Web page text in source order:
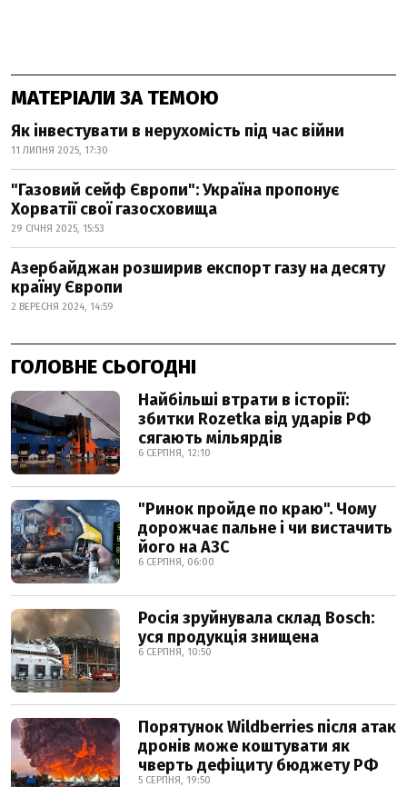
МАТЕРІАЛИ ЗА ТЕМОЮ
Як інвестувати в нерухомість під час війни
11 ЛИПНЯ 2025, 17:30
"Газовий сейф Європи": Україна пропонує
Хорватії свої газосховища
29 СІЧНЯ 2025, 15:53
Азербайджан розширив експорт газу на десяту
країну Європи
2 ВЕРЕСНЯ 2024, 14:59
ГОЛОВНЕ СЬОГОДНІ
Найбільші втрати в історії:
збитки Rozetka від ударів РФ
сягають мільярдів
6 СЕРПНЯ, 12:10
"Ринок пройде по краю". Чому
дорожчає пальне і чи вистачить
його на АЗС
6 СЕРПНЯ, 06:00
Росія зруйнувала склад Bosch:
уся продукція знищена
6 СЕРПНЯ, 10:50
Порятунок Wildberries після атак
дронів може коштувати як
чверть дефіциту бюджету РФ
5 СЕРПНЯ, 19:50